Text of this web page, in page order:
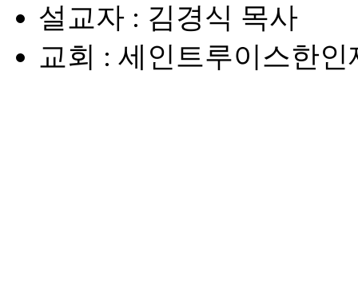
설교자 : 김경식 목사
교회 : 세인트루이스한